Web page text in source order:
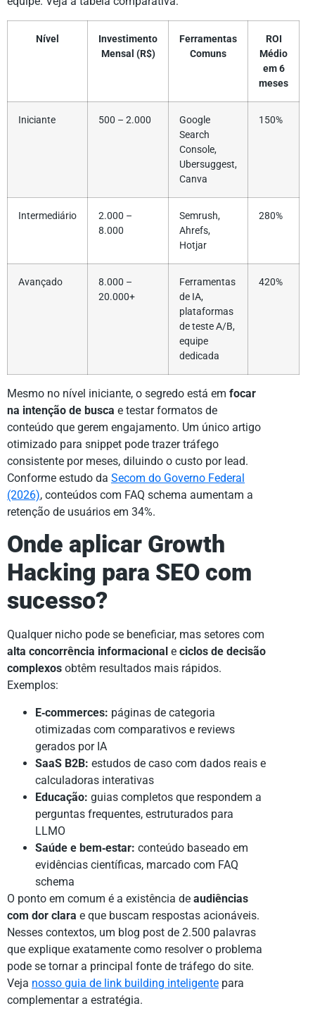
Nível
Investimento
Mensal (R$)
Ferramentas
Comuns
ROI
Médio
em 6
meses
Iniciante 500 – 2.000
Google
Search
Console,
Ubersuggest,
Canva
150%
Intermediário
2.000 –
8.000
Semrush,
Ahrefs,
Hotjar
280%
Avançado
8.000 –
20.000+
Ferramentas
de IA,
plataformas
de teste A/B,
equipe
dedicada
420%
Mesmo no nível iniciante, o segredo está em focar
na intenção de busca e testar formatos de
conteúdo que gerem engajamento. Um único artigo
otimizado para snippet pode trazer tráfego
consistente por meses, diluindo o custo por lead.
Conforme estudo da Secom do Governo Federal
(2026), conteúdos com FAQ schema aumentam a
retenção de usuários em 34%.
Onde aplicar Growth
Hacking para SEO com
sucesso?
Qualquer nicho pode se beneficiar, mas setores com
alta concorrência informacional e ciclos de decisão
complexos obtêm resultados mais rápidos.
Exemplos:
E‑commerces: páginas de categoria
otimizadas com comparativos e reviews
gerados por IA
SaaS B2B: estudos de caso com dados reais e
calculadoras interativas
Educação: guias completos que respondem a
perguntas frequentes, estruturados para
LLMO
Saúde e bem‑estar: conteúdo baseado em
evidências científicas, marcado com FAQ
schema
O ponto em comum é a existência de audiências
com dor clara e que buscam respostas acionáveis.
Nesses contextos, um blog post de 2.500 palavras
que explique exatamente como resolver o problema
pode se tornar a principal fonte de tráfego do site.
Veja nosso guia de link building inteligente para
complementar a estratégia.